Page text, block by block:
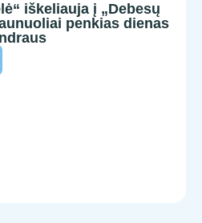
iškeliauja į „Debesų
penkias dienas